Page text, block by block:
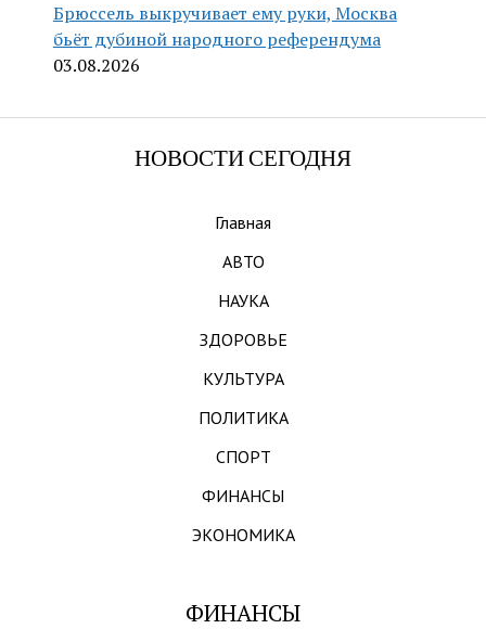
Брюссель выкручивает ему руки, Москва
бьёт дубиной народного референдума
03.08.2026
НОВОСТИ СЕГОДНЯ
Главная
АВТО
НАУКА
ЗДОРОВЬЕ
КУЛЬТУРА
ПОЛИТИКА
СПОРТ
ФИНАНСЫ
ЭКОНОМИКА
ФИНАНСЫ